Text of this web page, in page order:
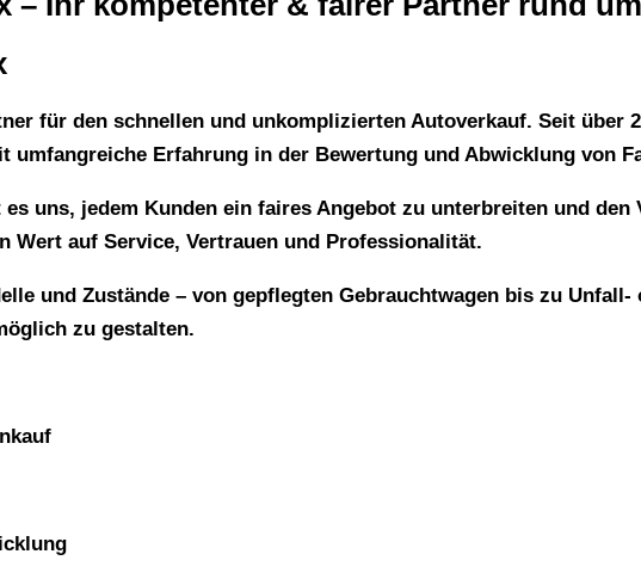
für den schnellen und unkomplizierten Autoverkauf. Seit über
umfangreiche Erfahrung in der Bewertung und Abwicklung von
uns, jedem Kunden ein faires Angebot zu unterbreiten und
Wert auf Service, Vertrauen und Professionalität.
und Zustände – von gepflegten Gebrauchtwagen bis zu
zu gestalten.